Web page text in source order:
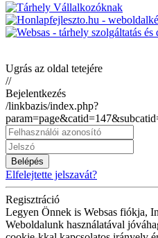
Ugrás az oldal tetejére
//
Bejelentkezés
/linkbazis/index.php?
Belépés
Elfelejtette jelszavát?
Regisztráció
Legyen Önnek is Websas fiókja,
Weboldalunk használatával